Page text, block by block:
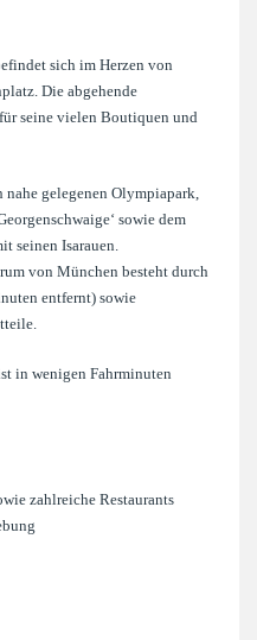
sich im Herzen von
Die abgehende
seine vielen Boutiquen und
nahe gelegenen Olympiapark,
sowie dem
seinen Isarauen.
von München besteht durch
entfernt) sowie
in wenigen Fahrminuten
zahlreiche Restaurants